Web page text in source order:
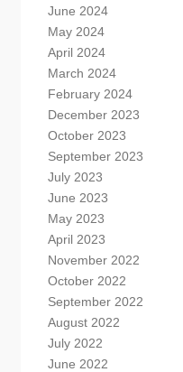
June 2024
May 2024
April 2024
March 2024
February 2024
December 2023
October 2023
September 2023
July 2023
June 2023
May 2023
April 2023
November 2022
October 2022
September 2022
August 2022
July 2022
June 2022